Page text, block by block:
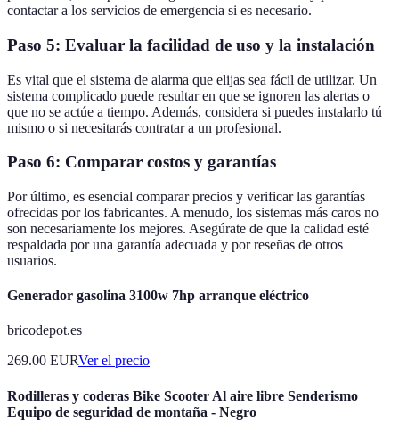
contactar a los servicios de emergencia si es necesario.
Paso 5: Evaluar la facilidad de uso y la instalación
Es vital que el sistema de alarma que elijas sea fácil de utilizar. Un
sistema complicado puede resultar en que se ignoren las alertas o
que no se actúe a tiempo. Además, considera si puedes instalarlo tú
mismo o si necesitarás contratar a un profesional.
Paso 6: Comparar costos y garantías
Por último, es esencial comparar precios y verificar las garantías
ofrecidas por los fabricantes. A menudo, los sistemas más caros no
son necesariamente los mejores. Asegúrate de que la calidad esté
respaldada por una garantía adecuada y por reseñas de otros
usuarios.
Generador gasolina 3100w 7hp arranque eléctrico
bricodepot.es
269.00 EURVer el precio
Rodilleras y coderas Bike Scooter Al aire libre Senderismo
Equipo de seguridad de montaña - Negro